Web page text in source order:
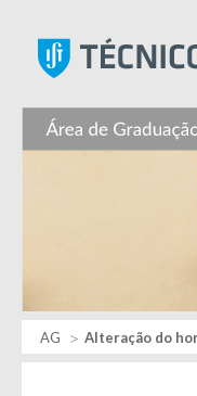
AG Alteração do